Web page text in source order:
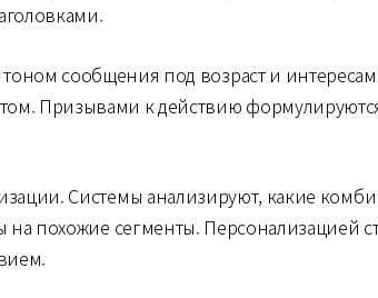
сообщения под возраст и
Призывами к действию формулируются
Системы анализируют, какие
похожие сегменты. Персонализацией